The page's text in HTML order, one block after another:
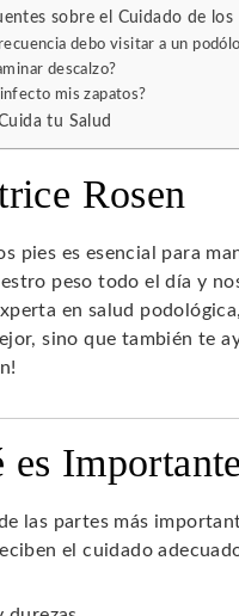
sobre el Cuidado de los
debo visitar a un
descalzo?
mis zapatos?
tu Salud
Rosen
pies es esencial para
peso todo el día y
en salud
sino que también te
es
las partes más
el cuidado